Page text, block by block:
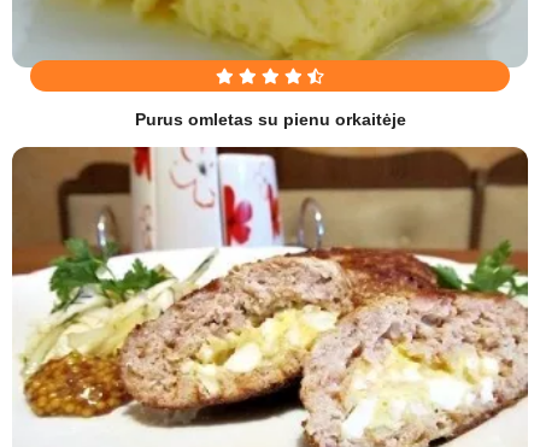
Purus omletas su pienu orkaitėje